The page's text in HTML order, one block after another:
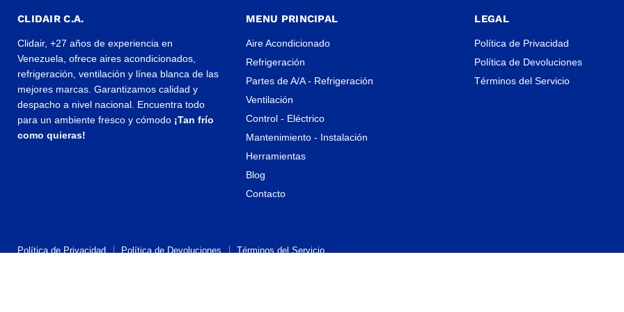
CLIDAIR C.A.
Clidair, +27 años de experiencia en
Venezuela, ofrece aires acondicionados,
refrigeración, ventilación y línea blanca de las
mejores marcas. Garantizamos calidad y
despacho a nivel nacional. Encuentra todo
para un ambiente fresco y cómodo ¡Tan frío
como quieras!
MENU PRINCIPAL
Aire Acondicionado
Refrigeración
Partes de A/A - Refrigeración
Ventilación
Control - Eléctrico
Mantenimiento - Instalación
Herramientas
Blog
Contacto
LEGAL
Política de Privacidad
Política de Devoluciones
Términos del Servicio
Política de Privacidad Política de Devoluciones Términos del Servicio